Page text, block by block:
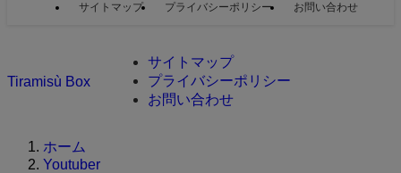
サイトマップ プライバシーポリシー お問い合わせ
Tiramisù Box
サイトマップ
プライバシーポリシー
お問い合わせ
ホーム
Youtuber